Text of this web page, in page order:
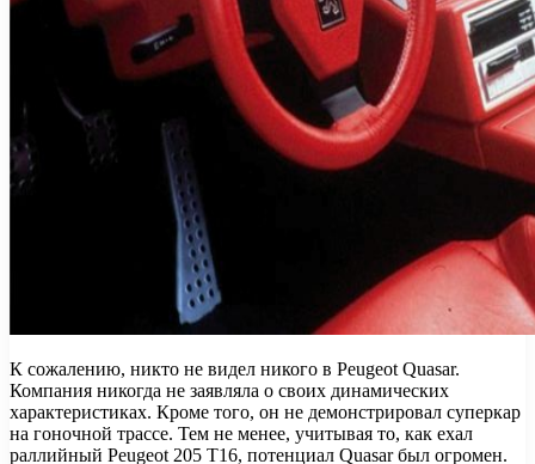
К сожалению, никто не видел никого в Peugeot Quasar.
Компания никогда не заявляла о своих динамических
характеристиках. Кроме того, он не демонстрировал суперкар
на гоночной трассе. Тем не менее, учитывая то, как ехал
раллийный Peugeot 205 T16, потенциал Quasar был огромен.